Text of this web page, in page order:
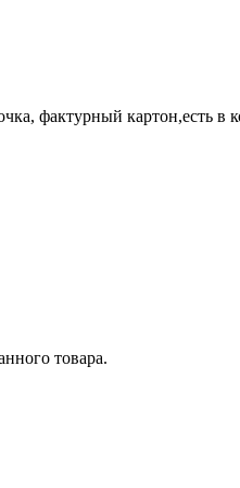
фактурный картон,есть в
товара.